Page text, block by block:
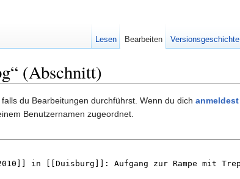
(Abschnitt)
du Bearbeitungen durchführst. Wenn du dich anmeldest
Benutzernamen zugeordnet.
Lesen Bearbeiten Versionsgeschichte